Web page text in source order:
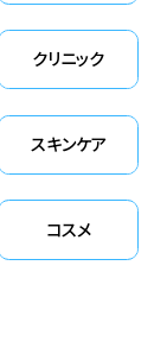
クリニック
スキンケア
コスメ